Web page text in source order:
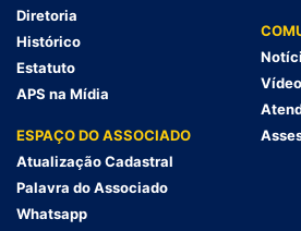
Diretoria
Histórico
Estatuto
APS na Mídia
ESPAÇO DO ASSOCIADO
Atualização Cadastral
Palavra do Associado
Whatsapp